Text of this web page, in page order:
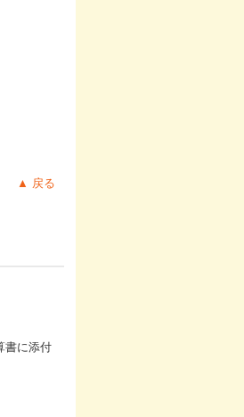
▲ 戻る
書に添付